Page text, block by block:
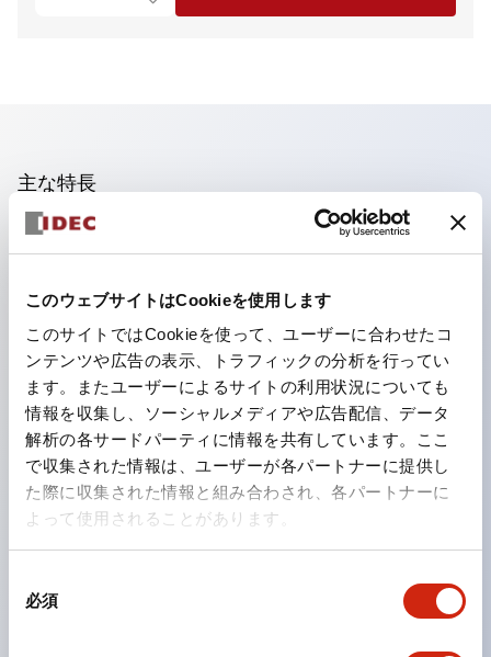
このウェブサイトはCookieを使用します
このサイトではCookieを使って、ユーザーに合わせたコ
ンテンツや広告の表示、トラフィックの分析を行ってい
ます。またユーザーによるサイトの利用状況についても
情報を収集し、ソーシャルメディアや広告配信、データ
解析の各サードパーティに情報を共有しています。ここ
で収集された情報は、ユーザーが各パートナーに提供し
た際に収集された情報と組み合わされ、各パートナーに
よって使用されることがあります。
必須
主な特長
照光ユニットの低電圧タイプ(6～24Vタイプ)は2026
フィンガープロテクション構造、ねじアップ端子構造、
保護構造IP20に対応したHW-U形コンタクトブロック
を搭載。
高電圧タイプのLED球が搭載可能になり、ダイレクト
タイプの定格使用電圧が最大240Vまで対応可能になり
ました。
ひとつで6色の役をこなすLED球（LSRD球）。これま
UL、CSA、TÜV、CCC認証品。